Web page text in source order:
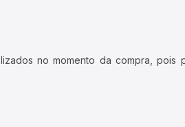
no momento da compra, pois